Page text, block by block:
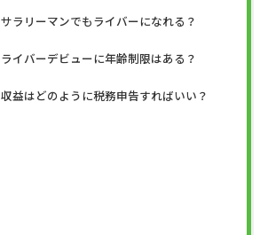
サラリーマンでもライバーになれる？
ライバーデビューに年齢制限はある？
収益はどのように税務申告すればいい？